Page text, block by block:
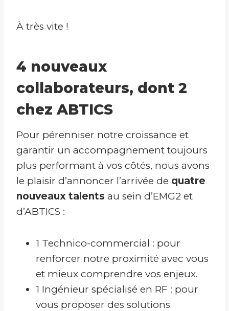
À très vite !
4 nouveaux
collaborateurs, dont 2
chez ABTICS
Pour pérenniser notre croissance et
garantir un accompagnement toujours
plus performant à vos côtés, nous avons
le plaisir d’annoncer l’arrivée de quatre
nouveaux talents au sein d’EMG2 et
d’ABTICS :
1 Technico-commercial : pour
renforcer notre proximité avec vous
et mieux comprendre vos enjeux.
1 Ingénieur spécialisé en RF : pour
vous proposer des solutions